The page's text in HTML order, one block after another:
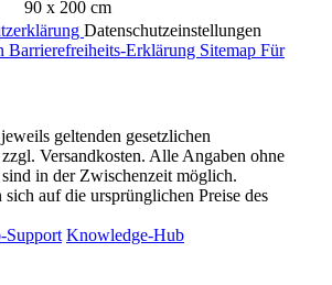
90 x 200 cm
Datenschutzeinstellungen
Barrierefreiheits-Erklärung Sitemap Für
geltenden gesetzlichen
Versandkosten. Alle Angaben ohne
in der Zwischenzeit möglich.
sich auf die ursprünglichen Preise des
Support Knowledge-Hub